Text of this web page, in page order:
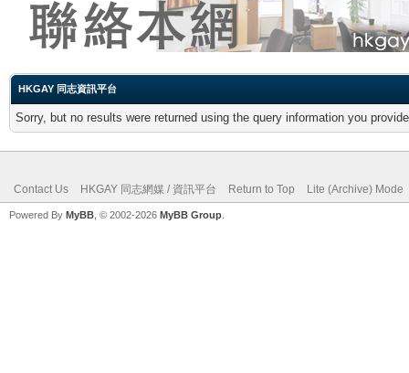
HKGAY 同志資訊平台
Sorry, but no results were returned using the query information you
Contact Us HKGAY 同志網媒 / 資訊平台 Return to Top Lite (Archive) Mode
Powered By MyBB , © 2002-2026 MyBB Group